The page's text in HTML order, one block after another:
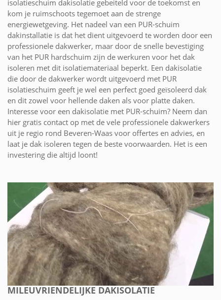
isolatieschuim dakisolatie gebeiteld voor de toekomst en
kom je ruimschoots tegemoet aan de strenge
energiewetgeving. Het nadeel van een PUR-schuim
dakinstallatie is dat het dient uitgevoerd te worden door een
professionele dakwerker, maar door de snelle bevestiging
van het PUR hardschuim zijn de werkuren voor het dak
isoleren met dit isolatiemateriaal beperkt. Een dakisolatie
die door de dakwerker wordt uitgevoerd met PUR
isolatieschuim geeft je wel een perfect goed geïsoleerd dak
en dit zowel voor hellende daken als voor platte daken.
Interesse voor een dakisolatie met PUR-schuim? Neem dan
hier gratis contact op met de vele professionele dakwerkers
uit je regio rond Beveren-Waas voor offertes en advies, en
laat je dak isoleren tegen de beste voorwaarden. Het is een
investering die altijd loont!
MILEUVRIENDELIJKE DAKISOLATIE